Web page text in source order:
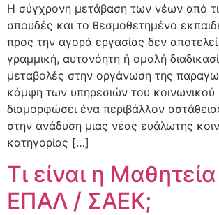
Η σύγχρονη μετάβαση των νέων από
σπουδές και το θεσμοθετημένο
προς την αγορά εργασίας δεν
γραμμική, αυτονόητη ή ομαλή
μεταβολές στην οργάνωση της
κάμψη των υπηρεσιών του
διαμορφώσει ένα περιβάλλον
στην ανάδυση μιας νέας ευάλωτης
κατηγορίας […]
Τι είναι η
EΠΑΛ / ΣΑΕΚ;